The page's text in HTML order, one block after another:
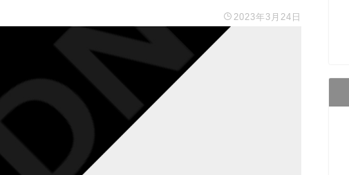
2023年3月24日